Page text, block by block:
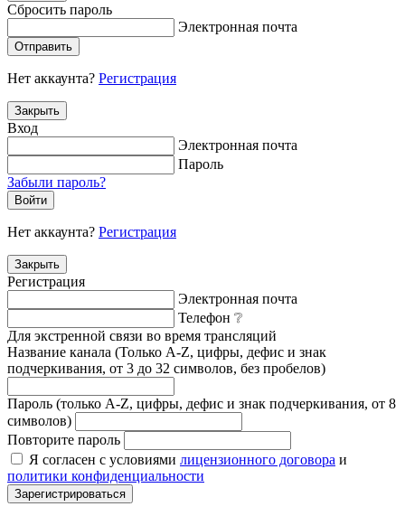
Сбросить пароль
Электронная почта
Отправить
Нет аккаунта? Регистрация
Закрыть
Вход
Электронная почта
Пароль
Забыли пароль?
Войти
Нет аккаунта? Регистрация
Закрыть
Регистрация
Электронная почта
Телефон ❔
Для экстренной связи во время трансляций
Название канала (Только A-Z, цифры, дефис и знак
подчеркивания, от 3 до 32 символов, без пробелов)
Пароль (только A-Z, цифры, дефис и знак подчеркивания, от 8
символов)
Повторите пароль
Я согласен с условиями лицензионного договора и
политики конфиденциальности
Зарегистрироваться